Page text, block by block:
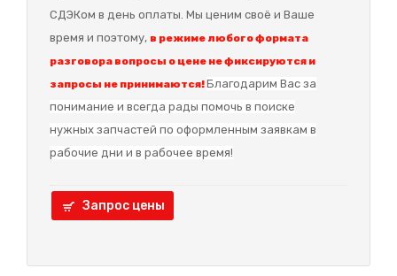
СДЭКом в день оплаты. Мы ценим своё и Ваше
время и поэтому, в режиме любого формата
разговора вопросы о цене не фиксируются и
запросы не принимаются!Благодарим Вас за
понимание и всегда рады помочь в поиске
нужных запчастей по оформленным заявкам в
рабочие дни и в рабочее время!
Запрос цены